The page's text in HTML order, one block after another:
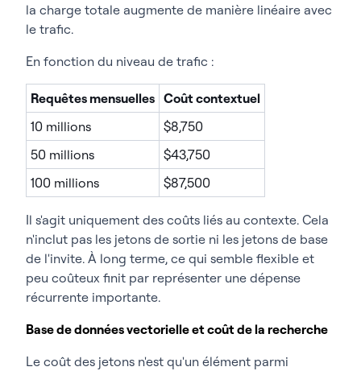
la charge totale augmente de manière linéaire avec
le trafic.
En fonction du niveau de trafic :
Requêtes mensuelles Coût contextuel
10 millions
$8,750
50 millions
$43,750
100 millions
$87,500
Il s'agit uniquement des coûts liés au contexte. Cela
n'inclut pas les jetons de sortie ni les jetons de base
de l'invite. À long terme, ce qui semble flexible et
peu coûteux finit par représenter une dépense
récurrente importante.
Base de données vectorielle et coût de la recherche
Le coût des jetons n'est qu'un élément parmi